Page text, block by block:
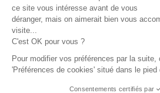
ce site vous intéresse avant de vous
déranger, mais on aimerait bien vous
visite...
C'est OK pour vous ?
Pour modifier vos préférences par la suite,
'Préférences de cookies' situé dans le pied
Consentements certifiés par
Archidvisor
13 Rue des Cordeliers, 33000
Copyright